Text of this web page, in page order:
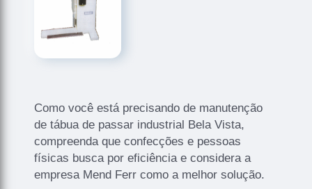
Como você está precisando de manutenção
de tábua de passar industrial Bela Vista,
compreenda que confecções e pessoas
físicas busca por eficiência e considera a
empresa Mend Ferr como a melhor solução.